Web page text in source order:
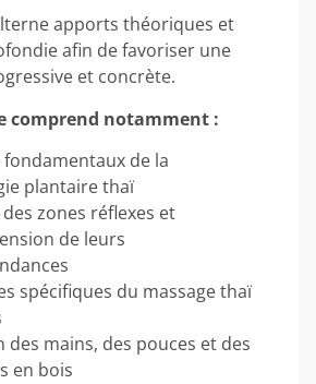
apports théoriques et
afin de favoriser une
et concrète.
comprend notamment :
de la
plantaire thaï
zones réflexes et
de leurs
spécifiques du massage thaï
des mains, des pouces et des
en bois